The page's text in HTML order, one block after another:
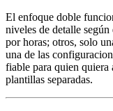
El enfoque doble
niveles de detalle
por horas; otros, solo
una de las
fiable para quien quiera
plantillas separadas.